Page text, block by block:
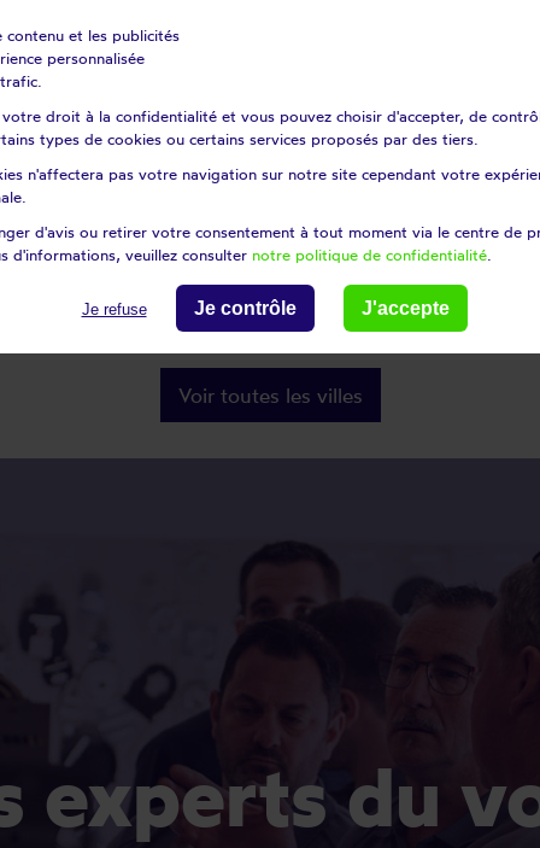
loire
Béard
sardolles
Beuvron
oisy
Blismes
Bussy-la-Pesle
Chalaux
Champlemy
Voir toutes les villes
experts du
contenu et les publicités
personnalisée
droit à la confidentialité et vous pouvez choisir d'accepter, de
types de cookies ou certains services proposés par des tiers.
n'affectera pas votre navigation sur notre site cependant votre
d'avis ou retirer votre consentement à tout moment via le centre de
d'informations, veuillez consulter notre politique de confidentialité
Je refuse Je contrôle J'accepte